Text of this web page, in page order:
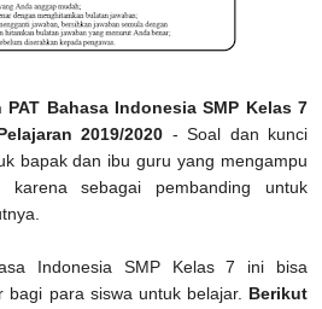
Bahasa Indonesia SMP Kelas 7
2019/2020 - Soal dan kunci
bapak dan ibu guru yang mengampu
karena sebagai pembanding untuk
Indonesia SMP Kelas 7 ini bisa
bagi para siswa untuk belajar. Berikut